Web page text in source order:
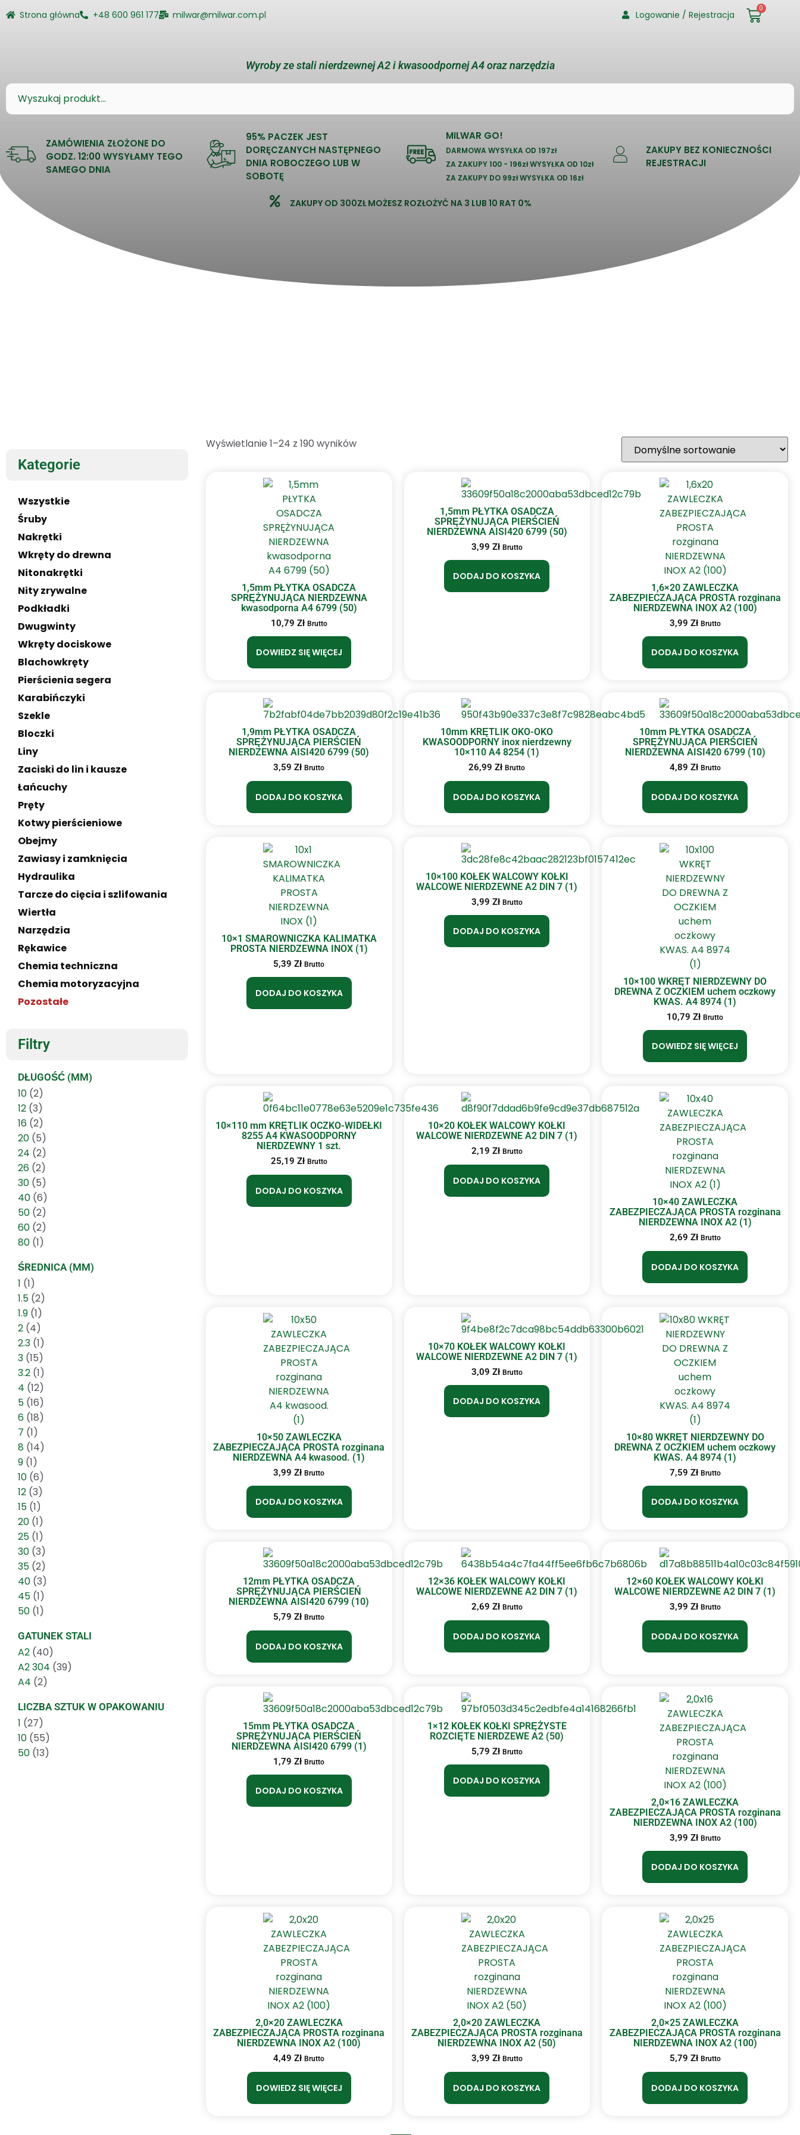
Strona główna +48 600 961 177 milwar@milwar.com.pl Logowanie / Rejestracja
0
Wyroby ze stali nierdzewnej A2 i kwasoodpornej A4 oraz narzędzia
ZAMÓWIENIA ZŁOŻONE DO
GODZ. 12:00 WYSYŁAMY TEGO
SAMEGO DNIA
95% PACZEK JEST
DORĘCZANYCH NASTĘPNEGO
DNIA ROBOCZEGO LUB W
SOBOTĘ
MILWAR GO!
DARMOWA WYSYŁKA OD 197zł
ZA ZAKUPY 100 - 196zł WYSYŁKA OD 10zł
ZA ZAKUPY DO 99zł WYSYŁKA OD 16zł
ZAKUPY BEZ KONIECZNOŚCI
REJESTRACJI
ZAKUPY OD 300ZŁ MOŻESZ ROZŁOŻYĆ NA 3 LUB 10 RAT 0%
Kategorie
Wszystkie
Śruby
Nakrętki
Wkręty do drewna
Nitonakrętki
Nity zrywalne
Podkładki
Dwugwinty
Wkręty dociskowe
Blachowkręty
Pierścienia segera
Karabińczyki
Szekle
Bloczki
Liny
Zaciski do lin i kausze
Łańcuchy
Pręty
Kotwy pierścieniowe
Obejmy
Zawiasy i zamknięcia
Hydraulika
Tarcze do cięcia i szlifowania
Wiertła
Narzędzia
Rękawice
Chemia techniczna
Chemia motoryzacyjna
Pozostałe
Filtry
DŁUGOŚĆ (MM)
10 (2)
12 (3)
16 (2)
20 (5)
24 (2)
26 (2)
30 (5)
40 (6)
50 (2)
60 (2)
80 (1)
ŚREDNICA (MM)
1 (1)
1.5 (2)
1.9 (1)
2 (4)
2.3 (1)
3 (15)
3.2 (1)
4 (12)
5 (16)
6 (18)
7 (1)
8 (14)
9 (1)
10 (6)
12 (3)
15 (1)
20 (1)
25 (1)
30 (3)
35 (2)
40 (3)
45 (1)
50 (1)
GATUNEK STALI
A2 (40)
A2 304 (39)
A4 (2)
LICZBA SZTUK W OPAKOWANIU
1 (27)
10 (55)
50 (13)
Wyświetlanie 1–24 z 190 wyników
1,5mm PŁYTKA OSADCZA
SPRĘŻYNUJĄCA NIERDZEWNA
kwasodporna A4 6799 (50)
10,79 Zł Brutto
DOWIEDZ SIĘ WIĘCEJ
1,5mm PŁYTKA OSADCZA
SPRĘŻYNUJĄCA PIERŚCIEŃ
NIERDZEWNA AISI420 6799 (50)
3,99 Zł Brutto
DODAJ DO KOSZYKA
1,6×20 ZAWLECZKA
ZABEZPIECZAJĄCA PROSTA rozginana
NIERDZEWNA INOX A2 (100)
3,99 Zł Brutto
DODAJ DO KOSZYKA
1,9mm PŁYTKA OSADCZA
SPRĘŻYNUJĄCA PIERŚCIEŃ
NIERDZEWNA AISI420 6799 (50)
3,59Zł Brutto
DODAJ DO KOSZYKA
10mm KRĘTLIK OKO-OKO
KWASOODPORNY inox nierdzewny
10×110 A4 8254 (1)
26,99Zł Brutto
DODAJ DO KOSZYKA
10mm PŁYTKA OSADCZA
SPRĘŻYNUJĄCA PIERŚCIEŃ
NIERDZEWNA AISI420 6799 (10)
4,89 Zł Brutto
DODAJ DO KOSZYKA
10×1 SMAROWNICZKA KALIMATKA
PROSTA NIERDZEWNA INOX (1)
5,39Zł Brutto
DODAJ DO KOSZYKA
10×100 KOŁEK WALCOWY KOŁKI
WALCOWE NIERDZEWNE A2 DIN 7 (1)
3,99 Zł Brutto
DODAJ DO KOSZYKA
10×100 WKRĘT NIERDZEWNY DO
DREWNA Z OCZKIEM uchem oczkowy
KWAS. A4 8974 (1)
10,79Zł Brutto
DOWIEDZ SIĘ WIĘCEJ
10×110 mm KRĘTLIK OCZKO-WIDEŁKI
8255 A4 KWASOODPORNY
NIERDZEWNY 1 szt.
25,19 Zł Brutto
DODAJ DO KOSZYKA
10×20 KOŁEK WALCOWY KOŁKI
WALCOWE NIERDZEWNE A2 DIN 7 (1)
2,19 Zł Brutto
DODAJ DO KOSZYKA
10×40 ZAWLECZKA
ZABEZPIECZAJĄCA PROSTA rozginana
NIERDZEWNA INOX A2 (1)
2,69 Zł Brutto
DODAJ DO KOSZYKA
10×50 ZAWLECZKA
ZABEZPIECZAJĄCA PROSTA rozginana
NIERDZEWNA A4 kwasood. (1)
3,99Zł Brutto
DODAJ DO KOSZYKA
10×70 KOŁEK WALCOWY KOŁKI
WALCOWE NIERDZEWNE A2 DIN 7 (1)
3,09 Zł Brutto
DODAJ DO KOSZYKA
10×80 WKRĘT NIERDZEWNY DO
DREWNA Z OCZKIEM uchem oczkowy
KWAS. A4 8974 (1)
7,59 Zł Brutto
DODAJ DO KOSZYKA
12mm PŁYTKA OSADCZA
SPRĘŻYNUJĄCA PIERŚCIEŃ
NIERDZEWNA AISI420 6799 (10)
5,79Zł Brutto
DODAJ DO KOSZYKA
12×36 KOŁEK WALCOWY KOŁKI
WALCOWE NIERDZEWNE A2 DIN 7 (1)
2,69 Zł Brutto
DODAJ DO KOSZYKA
12×60 KOŁEK WALCOWY KOŁKI
WALCOWE NIERDZEWNE A2 DIN 7 (1)
3,99 Zł Brutto
DODAJ DO KOSZYKA
15mm PŁYTKA OSADCZA
SPRĘŻYNUJĄCA PIERŚCIEŃ
NIERDZEWNA AISI420 6799 (1)
1,79Zł Brutto
DODAJ DO KOSZYKA
1×12 KOŁEK KOŁKI SPRĘŻYSTE
ROZCIĘTE NIERDZEWE A2 (50)
5,79 Zł Brutto
DODAJ DO KOSZYKA
2,0×16 ZAWLECZKA
ZABEZPIECZAJĄCA PROSTA rozginana
NIERDZEWNA INOX A2 (100)
3,99 Zł Brutto
DODAJ DO KOSZYKA
2,0×20 ZAWLECZKA
ZABEZPIECZAJĄCA PROSTA rozginana
NIERDZEWNA INOX A2 (100)
4,49Zł Brutto
DOWIEDZ SIĘ WIĘCEJ
2,0×20 ZAWLECZKA
ZABEZPIECZAJĄCA PROSTA rozginana
NIERDZEWNA INOX A2 (50)
3,99 Zł Brutto
DODAJ DO KOSZYKA
2,0×25 ZAWLECZKA
ZABEZPIECZAJĄCA PROSTA rozginana
NIERDZEWNA INOX A2 (100)
5,79 Zł Brutto
DODAJ DO KOSZYKA